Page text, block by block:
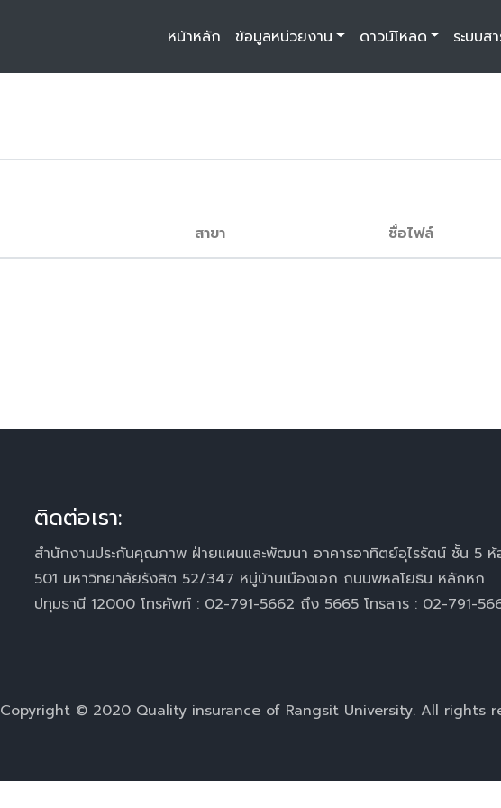
หน้าหลัก ข้อมูลหน่วยงาน ดาวน์โหลด ระบบส
สาขา ชื่อไฟล์
ติดต่อเรา:
สำนักงานประกันคุณภาพ ฝ่ายแผนและพัฒนา อาคารอาทิตย์อุไรรัตน์ ชั้น 5 ห้
501 มหาวิทยาลัยรังสิต 52/347 หมู่บ้านเมืองเอก ถนนพหลโยธิน หลักหก
ปทุมธานี 12000 โทรศัพท์ : 02-791-5662 ถึง 5665 โทรสาร : 02-791-
Copyright © 2020 Quality insurance of Rangsit University. All rights